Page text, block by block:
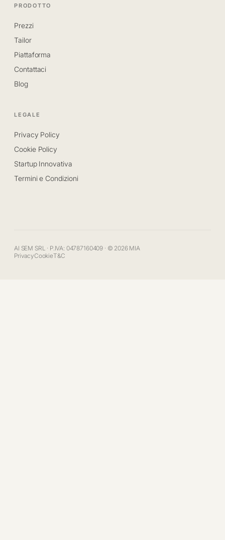
PRODOTTO
Prezzi
Tailor
Piattaforma
Contattaci
Blog
LEGALE
Privacy Policy
Cookie Policy
Startup Innovativa
Termini e Condizioni
AI SEM SRL · P.IVA: 04787160409 · © 2026 MIA
PrivacyCookieT&C